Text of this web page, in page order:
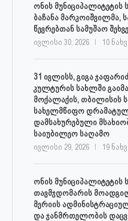
ონის
ბაჩანა მარკოიშვილმა,
წევრებთან სამუშაო
ივლისი 30, 2026 10
31 ივლისს, გიგა
კულტურის სახლში
მოქალაქის, თბილისის
სახელმწიფო
დამსახურებული
საიუბილეო საღამო
ივლისი 29, 2026 19
ონის
თავმჯდომარის
მერიის
და ჯანმრთელობის